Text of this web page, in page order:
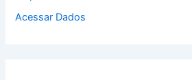
Acessar Dados